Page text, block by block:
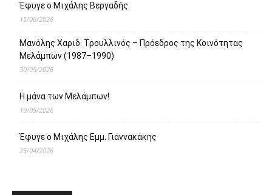
Έφυγε ο Μιχάλης Βεργαδής
15/06/2026
Μανόλης Χαριδ. Τρουλλινός – Πρόεδρος της Κοινότητας
Μελάμπων (1987–1990)
30/05/2026
Η μάνα των Μελάμπων!
10/05/2026
Έφυγε ο Μιχάλης Εμμ. Γιαννακάκης
23/04/2026